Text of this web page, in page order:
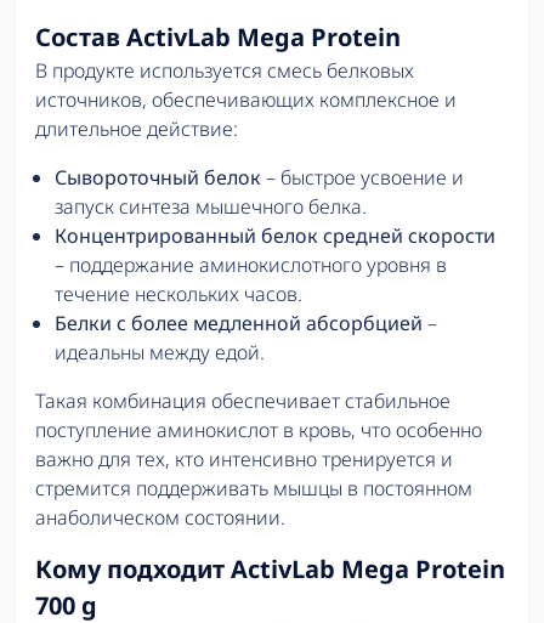
Состав ActivLab Mega Protein
В продукте используется смесь белковых
источников, обеспечивающих комплексное и
длительное действие:
Сывороточный белок– быстрое усвоение и
запуск синтеза мышечного белка.
Концентрированный белок средней скорости
– поддержание аминокислотного уровня в
течение нескольких часов.
Белки с более медленной абсорбцией –
идеальны между едой.
Такая комбинация обеспечивает стабильное
поступление аминокислот в кровь, что особенно
важно для тех, кто интенсивно тренируется и
стремится поддерживать мышцы в постоянном
анаболическом состоянии.
Кому подходит ActivLab Mega Protein
700 g